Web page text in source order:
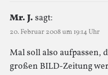
Mr. J. sagt:
20. Februar 2008 um 19:14 Uhr
Mal soll also aufpassen,
großen BILD-Zeitung